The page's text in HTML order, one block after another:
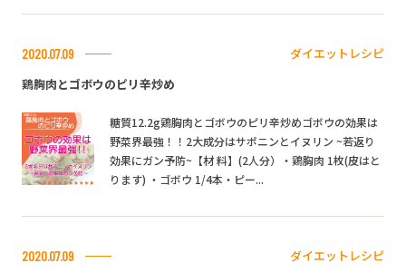
2020.07.09
ダイエットレシピ
鶏胸肉とゴボウのピリ辛炒め
糖質12.2g鶏胸肉とゴボウのピリ辛炒めゴボウの効果は
野菜界最強！！2大成分はサポニンとイヌリン ~若返り
効果にガン予防~【材 料】(2人分）・鶏胸肉 1枚(皮はと
ります) ・ゴボウ 1/4本・ピー...
2020.07.09
ダイエットレシピ